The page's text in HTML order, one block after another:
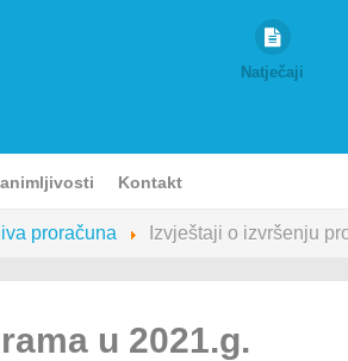
Natječaji
Kontakt
proračuna Izvještaji o izvršenju
u 2021.g.